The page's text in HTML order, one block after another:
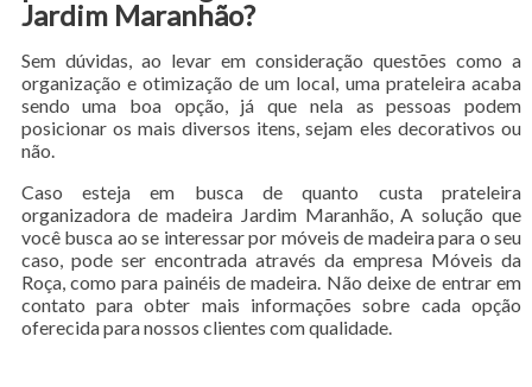
Jardim Maranhão?
Sem dúvidas, ao levar em consideração questões como a
organização e otimização de um local, uma prateleira acaba
sendo uma boa opção, já que nela as pessoas podem
posicionar os mais diversos itens, sejam eles decorativos ou
não.
Caso esteja em busca de quanto custa prateleira
organizadora de madeira Jardim Maranhão, A solução que
você busca ao se interessar por móveis de madeira para o seu
caso, pode ser encontrada através da empresa Móveis da
Roça, como para painéis de madeira. Não deixe de entrar em
contato para obter mais informações sobre cada opção
oferecida para nossos clientes com qualidade.